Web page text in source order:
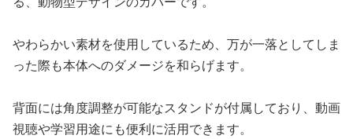
やわらかい素材を使用しているため、万が一落としてしま
った際も本体へのダメージを和らげます。
背面には角度調整が可能なスタンドが付属しており、動画
視聴や学習用途にも便利に活用できます。